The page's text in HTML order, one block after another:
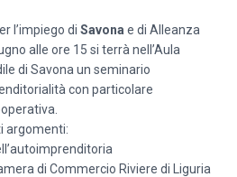
l’impiego di Savona e di Alleanza
alle ore 15 si terrà nell’Aula
di Savona un seminario
con particolare
argomenti:
di Commercio Riviere di Liguria